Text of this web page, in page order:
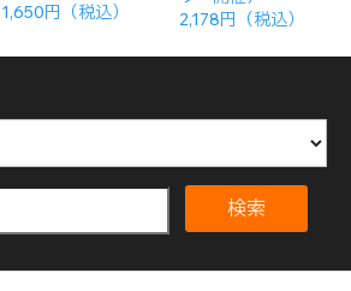
1,650円（税込）
2,178円（税込）
検索